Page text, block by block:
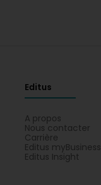
Editus
A propos
Nous contacter
Carrière
Editus myBusiness
Editus Insight